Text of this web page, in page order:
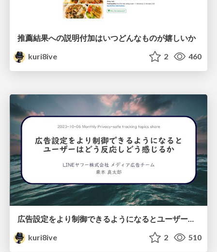
推薦結果への説明付加はいつどんなものが嬉しいか
kuri8ive
2 460
広告設定をより制御できるようになるとユーザーはどう反応しどう感じるか
kuri8ive
2 510